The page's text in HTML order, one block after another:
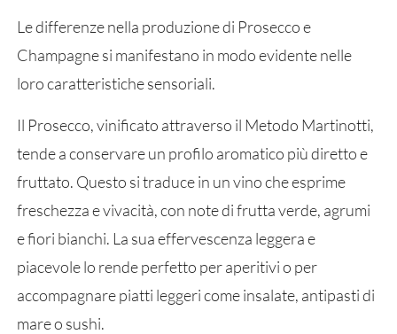
Le differenze nella produzione di Prosecco e
Champagne si manifestano in modo evidente nelle
loro caratteristiche sensoriali.
Il Prosecco, vinificato attraverso il Metodo Martinotti,
tende a conservare un profilo aromatico più diretto e
fruttato. Questo si traduce in un vino che esprime
freschezza e vivacità, con note di frutta verde, agrumi
e fiori bianchi. La sua effervescenza leggera e
piacevole lo rende perfetto per aperitivi o per
accompagnare piatti leggeri come insalate, antipasti di
mare o sushi.